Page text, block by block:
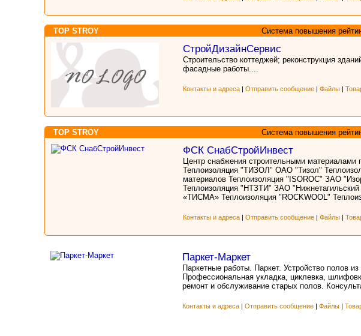
TOP STROY Система повышения
СтройДизайнСервис
Строительство коттеджей; реконструкция
фасадные работы....
Контакты и адреса | Отправить сообщение| Файлы|
TOP STROY Система повышения
ФСК СнабСтройИнвест
Центр снабжения строительными
Теплоизоляция "ТИЗОЛ" ОАО "Тизол"
материалов Теплоизоляция "ISOROC" ЗАО
Теплоизоляция "НТЗТИ" ЗАО
«ТИСМА» Теплоизоляция "ROCKWOOL"
Контакты и адреса | Отправить сообщение| Файлы|
Паркет-Маркет
Паркетные работы. Паркет. Устройство полов
Профессиональная укладка, циклевка,
ремонт и обслуживание старых полов.
Контакты и адреса | Отправить сообщение| Файлы|